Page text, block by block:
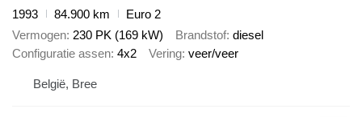
1993
84.900 km
Euro 2
Vermogen 230 PK (169 kW) Brandstof diesel
Configuratie assen 4x2 Vering veer/veer
België, Bree